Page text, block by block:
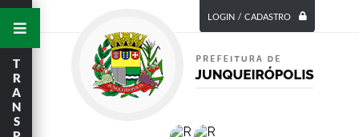
LOGIN / CADASTRO
T
R
A
N
S